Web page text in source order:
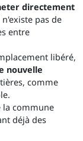
directement
pas de
entre
libéré,
nouvelle
comme
la commune
déjà des